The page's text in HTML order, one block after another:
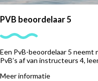
PVB beoordelaar 5
Een PvB-beoordelaar 5 neemt
PvB’s af van instructeurs 4,
Meer informatie